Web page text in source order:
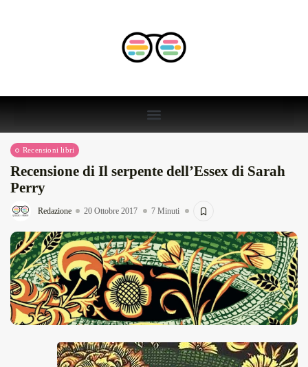
Recensioni libri
Recensione di Il serpente dell’Essex di Sarah
Perry
Redazione 20 Ottobre 2017 7 Minuti